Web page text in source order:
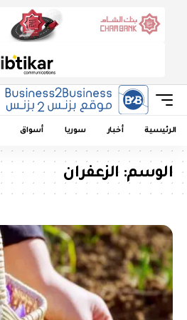
الرئيسية أخبار سوريا أسواق
الوسم:الزعفران